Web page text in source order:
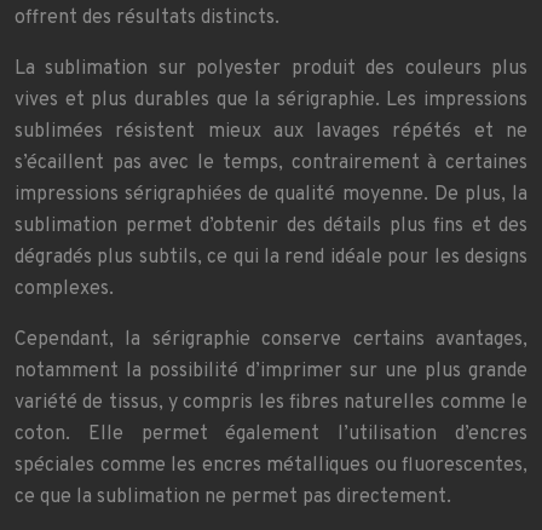
offrent des résultats distincts.
La sublimation sur polyester produit des couleurs plus
vives et plus durables que la sérigraphie. Les impressions
sublimées résistent mieux aux lavages répétés et ne
s’écaillent pas avec le temps, contrairement à certaines
impressions sérigraphiées de qualité moyenne. De plus, la
sublimation permet d’obtenir des détails plus fins et des
dégradés plus subtils, ce qui la rend idéale pour les designs
complexes.
Cependant, la sérigraphie conserve certains avantages,
notamment la possibilité d’imprimer sur une plus grande
variété de tissus, y compris les fibres naturelles comme le
coton. Elle permet également l’utilisation d’encres
spéciales comme les encres métalliques ou fluorescentes,
ce que la sublimation ne permet pas directement.